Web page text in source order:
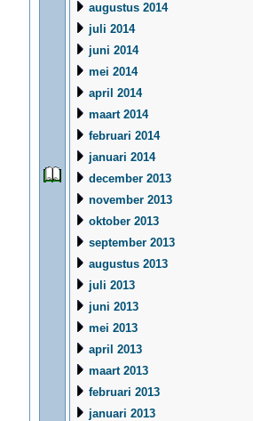
augustus 2014
juli 2014
juni 2014
mei 2014
april 2014
maart 2014
februari 2014
januari 2014
december 2013
november 2013
oktober 2013
september 2013
augustus 2013
juli 2013
juni 2013
mei 2013
april 2013
maart 2013
februari 2013
januari 2013